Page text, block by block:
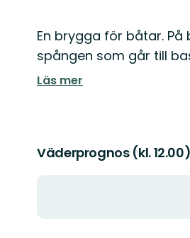
Beskrivning
En brygga för båtar.
spången som går till
Läs mer
Väderprognos (kl. 12.00)